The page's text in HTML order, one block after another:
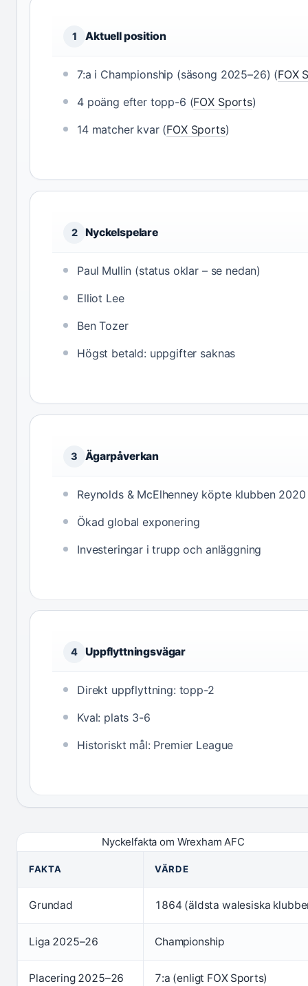
1 Aktuell position
7:a i Championship (säsong 2025–26) (FOX
4 poäng efter topp-6 (FOX Sports)
14 matcher kvar (FOX Sports)
2 Nyckelspelare
Paul Mullin (status oklar – se nedan)
Elliot Lee
Ben Tozer
Högst betald: uppgifter saknas
3 Ägarpåverkan
Reynolds & McElhenney köpte klubben 2020
Ökad global exponering
Investeringar i trupp och anläggning
4 Uppflyttningsvägar
Direkt uppflyttning: topp-2
Kval: plats 3-6
Historiskt mål: Premier League
Nyckelfakta om Wrexham AFC
FAKTA VÄRDE
Grundad 1864 (äldsta walesiska
Liga 2025–26 Championship
Placering 2025–26 7:a (enligt FOX Sports)